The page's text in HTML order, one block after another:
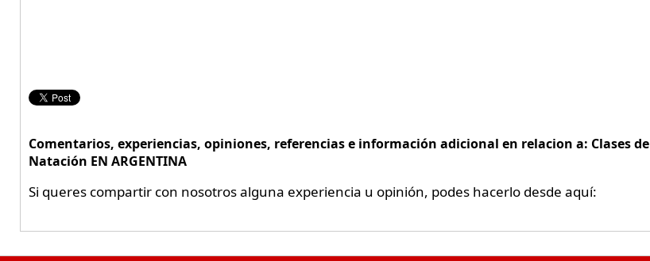
Comentarios, experiencias, opiniones, referencias e información adicional en relacion a: Clases de
Natación EN ARGENTINA
Si queres compartir con nosotros alguna experiencia u opinión, podes hacerlo desde aquí: